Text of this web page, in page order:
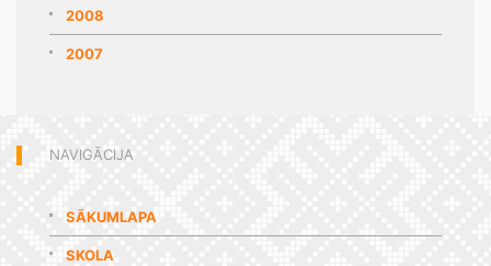
2008
2007
NAVIGĀCIJA
SĀKUMLAPA
SKOLA